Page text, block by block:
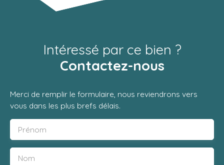
Intéressé par ce bien ?
Contactez-nous
Merci de remplir le formulaire, nous reviendrons vers
vous dans les plus brefs délais.
Prénom
Nom